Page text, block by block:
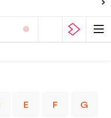
E F G